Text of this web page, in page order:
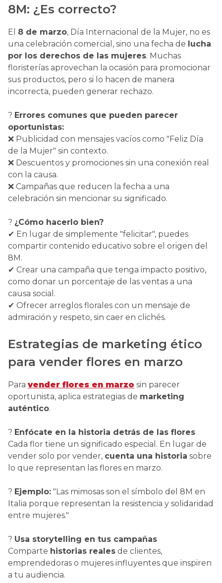
8M: ¿Es correcto?
El 8 de marzo, Día Internacional de la Mujer, no es
una celebración comercial, sino una fecha de lucha
por los derechos de las mujeres. Muchas
floristerías aprovechan la ocasión para promocionar
sus productos, pero si lo hacen de manera
incorrecta, pueden generar rechazo.
? Errores comunes que pueden parecer
oportunistas:
❌ Publicidad con mensajes vacíos como "Feliz Día
de la Mujer" sin contexto.
❌ Descuentos y promociones sin una conexión real
con la causa.
❌ Campañas que reducen la fecha a una
celebración sin mencionar su significado.
? ¿Cómo hacerlo bien?
✔ En lugar de simplemente "felicitar", puedes
compartir contenido educativo sobre el origen del
8M.
✔ Crear una campaña que tenga impacto positivo,
como donar un porcentaje de las ventas a una
causa social.
✔ Ofrecer arreglos florales con un mensaje de
admiración y respeto, sin caer en clichés.
Estrategias de marketing ético
para vender flores en marzo
Para vender flores en marzo sin parecer
oportunista, aplica estrategias de marketing
auténtico.
? Enfócate en la historia detrás de las flores
Cada flor tiene un significado especial. En lugar de
vender solo por vender, cuenta una historia sobre
lo que representan las flores en marzo.
? Ejemplo: "Las mimosas son el símbolo del 8M en
Italia porque representan la resistencia y solidaridad
entre mujeres."
? Usa storytelling en tus campañas
Comparte historias reales de clientes,
emprendedoras o mujeres influyentes que inspiren
a tu audiencia.